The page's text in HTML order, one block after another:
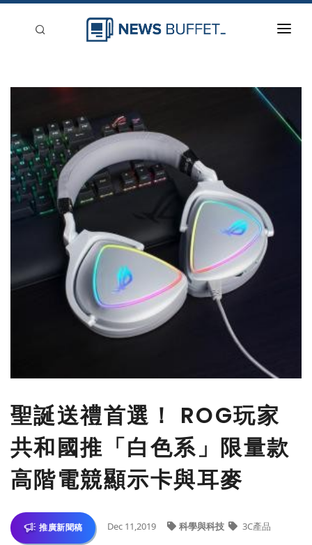
登入
刊登
聖誕送禮首選！ ROG玩家
共和國推「白色系」限量款
高階電競顯示卡與耳麥
推廣新聞稿 Dec 11,2019 科學與科技 3C產品